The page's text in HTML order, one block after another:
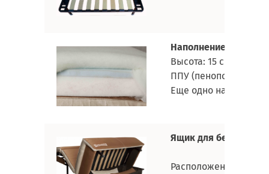
Наполнение
Высота: 15 см
ППУ
Еще одно название -
Ящик для белья:
Расположен под